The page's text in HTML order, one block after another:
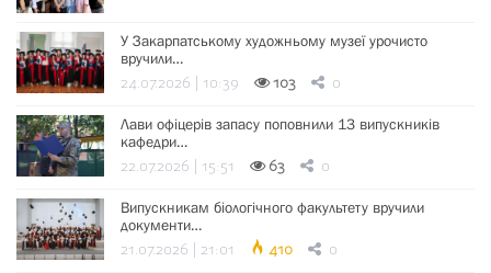
У Закарпатському художньому музеї урочисто
вручили…
24.07.2026 | 10:39 103 0
Лави офіцерів запасу поповнили 13 випускників
кафедри…
22.07.2026 | 15:51 63 0
Випускникам біологічного факультету вручили
документи…
21.07.2026 | 21:01 410 0